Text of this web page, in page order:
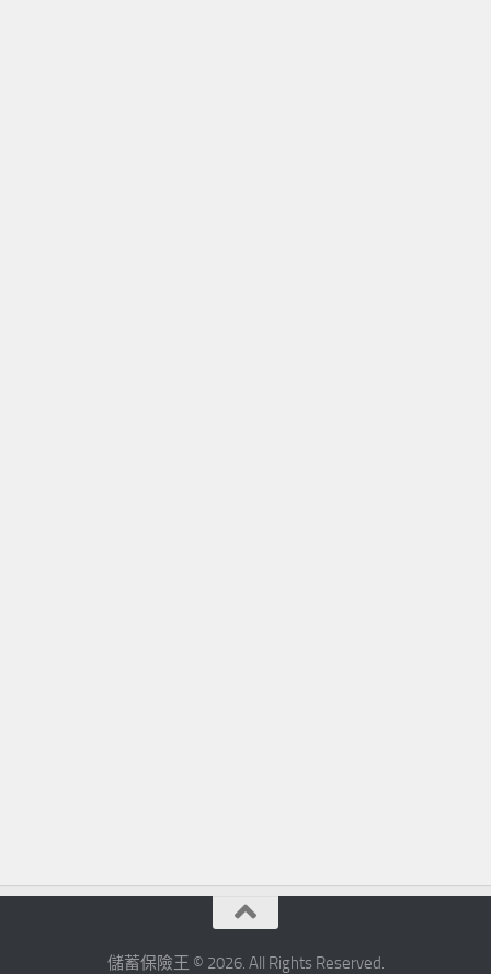
儲蓄保險王 © 2026. All Rights Reserved.